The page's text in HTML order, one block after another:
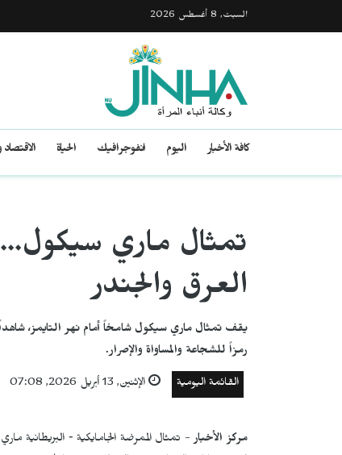
السبت, 8 أغسطس 2026
كافة الأخبار اليوم انفوجرافيك الحياة
تمثال ماري
العرق والجندر
يقف تمثال ماري سيكول شامخاً أمام نهر التايمز،
رمزاً للشجاعة والمساواة والإصرار.
القائمة اليومية الإثنين, 13 أبريل 2026, 07:08
مركز الأخبار- تمثال الممرضة الجامايكية ‑